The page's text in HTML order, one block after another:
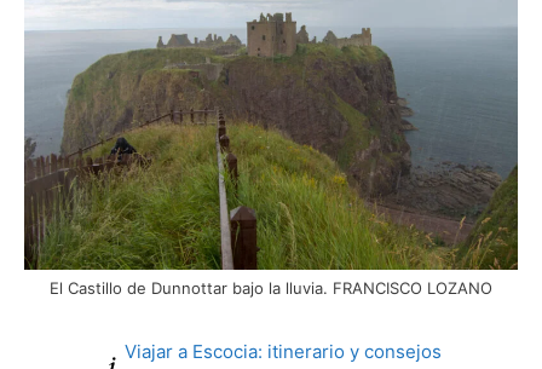
El Castillo de Dunnottar bajo la lluvia. FRANCISCO LOZANO
Viajar a Escocia: itinerario y consejos